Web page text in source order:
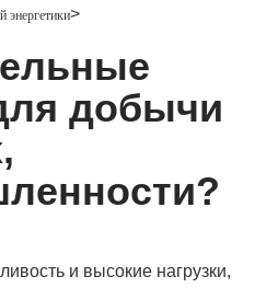
энергетики>
добычи
и высокие нагрузки,